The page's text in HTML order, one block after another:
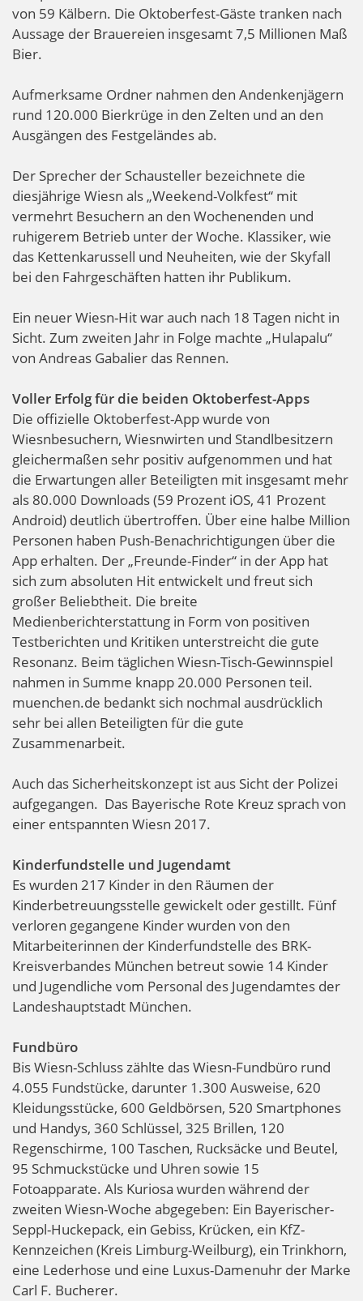
von 59 Kälbern. Die Oktoberfest-Gäste tranken nach
Aussage der Brauereien insgesamt 7,5 Millionen Maß
Bier.
Aufmerksame Ordner nahmen den Andenkenjägern
rund 120.000 Bierkrüge in den Zelten und an den
Ausgängen des Festgeländes ab.
Der Sprecher der Schausteller bezeichnete die
diesjährige Wiesn als „Weekend-Volkfest“ mit
vermehrt Besuchern an den Wochenenden und
ruhigerem Betrieb unter der Woche. Klassiker, wie
das Kettenkarussell und Neuheiten, wie der Skyfall
bei den Fahrgeschäften hatten ihr Publikum.
Ein neuer Wiesn-Hit war auch nach 18 Tagen nicht in
Sicht. Zum zweiten Jahr in Folge machte „Hulapalu“
von Andreas Gabalier das Rennen.
Voller Erfolg für die beiden Oktoberfest-Apps
Die offizielle Oktoberfest-App wurde von
Wiesnbesuchern, Wiesnwirten und Standlbesitzern
gleichermaßen sehr positiv aufgenommen und hat
die Erwartungen aller Beteiligten mit insgesamt mehr
als 80.000 Downloads (59 Prozent iOS, 41 Prozent
Android) deutlich übertroffen. Über eine halbe Million
Personen haben Push-Benachrichtigungen über die
App erhalten. Der „Freunde-Finder“ in der App hat
sich zum absoluten Hit entwickelt und freut sich
großer Beliebtheit. Die breite
Medienberichterstattung in Form von positiven
Testberichten und Kritiken unterstreicht die gute
Resonanz. Beim täglichen Wiesn-Tisch-Gewinnspiel
nahmen in Summe knapp 20.000 Personen teil.
muenchen.de bedankt sich nochmal ausdrücklich
sehr bei allen Beteiligten für die gute
Zusammenarbeit.
Auch das Sicherheitskonzept ist aus Sicht der Polizei
aufgegangen. Das Bayerische Rote Kreuz sprach von
einer entspannten Wiesn 2017.
Kinderfundstelle und Jugendamt
Es wurden 217 Kinder in den Räumen der
Kinderbetreuungsstelle gewickelt oder gestillt. Fünf
verloren gegangene Kinder wurden von den
Mitarbeiterinnen der Kinderfundstelle des BRK-
Kreisverbandes München betreut sowie 14 Kinder
und Jugendliche vom Personal des Jugendamtes der
Landeshauptstadt München.
Fundbüro
Bis Wiesn-Schluss zählte das Wiesn-Fundbüro rund
4.055 Fundstücke, darunter 1.300 Ausweise, 620
Kleidungsstücke, 600 Geldbörsen, 520 Smartphones
und Handys, 360 Schlüssel, 325 Brillen, 120
Regenschirme, 100 Taschen, Rucksäcke und Beutel,
95 Schmuckstücke und Uhren sowie 15
Fotoapparate. Als Kuriosa wurden während der
zweiten Wiesn-Woche abgegeben: Ein Bayerischer-
Seppl-Huckepack, ein Gebiss, Krücken, ein KfZ-
Kennzeichen (Kreis Limburg-Weilburg), ein Trinkhorn,
eine Lederhose und eine Luxus-Damenuhr der Marke
Carl F. Bucherer.